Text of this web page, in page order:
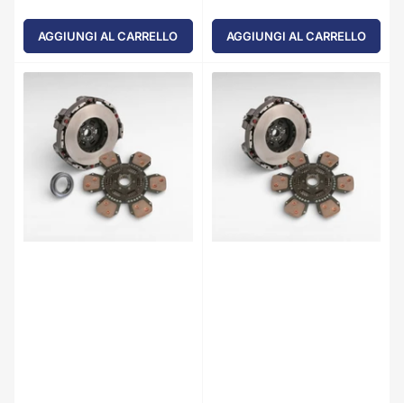
AGGIUNGI AL CARRELLO AGGIUNGI AL CARRELLO